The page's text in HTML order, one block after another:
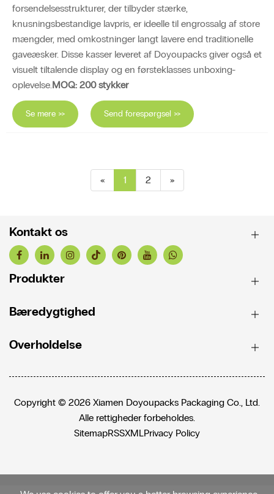
forsendelsesstrukturer, der tilbyder stærke,
knusningsbestandige lavpris, er ideelle til engrossalg af store
mængder, med omkostninger langt lavere end traditionelle
gaveæsker. Disse kasser leveret af Doyoupacks giver også et
visuelt tiltalende display og en førsteklasses unboxing-
oplevelse.MOQ: 200 stykker
Se mere >> Send forespørgsel >>
« 1 2 »
Kontakt os
Produkter
Bæredygtighed
Overholdelse
Copyright © 2026 Xiamen Doyoupacks Packaging Co., Ltd.
Alle rettigheder forbeholdes.
SitemapRSSXMLPrivacy Policy